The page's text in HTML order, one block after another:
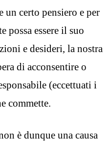
un certo pensiero e per
possa essere il suo
e desideri, la nostra
di acconsentire o
(eccettuati i
commette.
è dunque una causa